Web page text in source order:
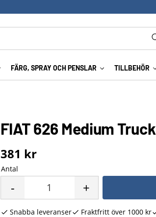
FÄRG, SPRAY OCH PENSLAR TILLBEHÖR
FIAT 626 Medium Truck
381 kr
Antal
+
-
Snabba leveranser Fraktfritt över 1000 kr